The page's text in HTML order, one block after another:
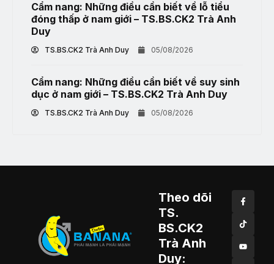
Cẩm nang: Những điều cần biết về lỗ tiểu
đóng thấp ở nam giới – TS.BS.CK2 Trà Anh
Duy
TS.BS.CK2 Trà Anh Duy 05/08/2026
Cẩm nang: Những điều cần biết về suy sinh
dục ở nam giới – TS.BS.CK2 Trà Anh Duy
TS.BS.CK2 Trà Anh Duy 05/08/2026
Theo dõi
TS.
BS.CK2
Trà Anh
Duy: